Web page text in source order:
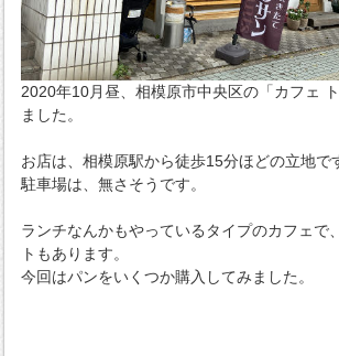
2020年10月昼、相模原市中央区の「カフェ
ました。
お店は、相模原駅から徒歩15分ほどの立地で
駐車場は、無さそうです。
ランチなんかもやっているタイプのカフェで
トもあります。
今回はパンをいくつか購入してみました。